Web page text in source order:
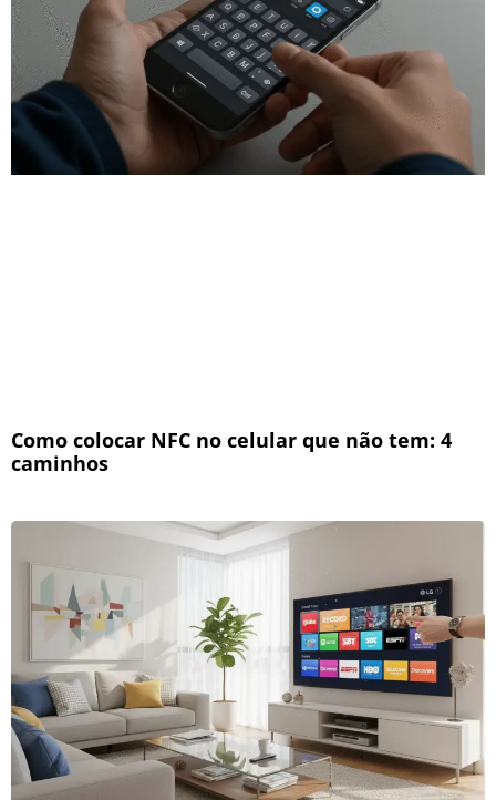
Como colocar NFC no celular que não tem: 4
caminhos